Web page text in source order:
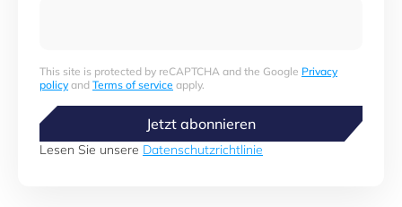
This site is protected by reCAPTCHA and the Google Privacy
policyand Terms of service apply.
Jetzt abonnieren
Lesen Sie unsere Datenschutzrichtlinie